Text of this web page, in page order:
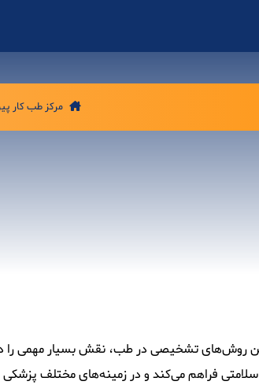
مرکز طب کار
روش‌های تشخیصی در طب، نقش بسیار مهمی را در
فراهم می‌کند و در زمینه‌های مختلف پزشکی